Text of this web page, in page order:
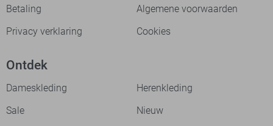
Betaling
Algemene voorwaarden
Privacy verklaring
Cookies
Ontdek
Dameskleding
Herenkleding
Sale
Nieuw